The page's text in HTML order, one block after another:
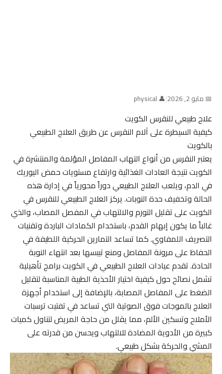
📅 مايو 2, 2026 |
👤 physical
علاج طبيعي للنقرس الكويت
كيفية السيطرة على آلام النقرس عن طريق العلاج الطبيعي
بالكويت
يعتبر النقرس من أنواع التهاب المفاصل المؤلمة والمنتشرة في
الكويت نتيجة العادات الغذائية وارتفاع مستويات حمض اليوريك
في الدم، ويلعب العلاج الطبيعي دوراً محورياً في إدارة هذه
الحالة وتخفيف حدة النوبات. يركز العلاج الطبيعي للنقرس في
الكويت على تقليل التورم والالتهاب في المفصل المصاب، والذي
غالباً ما يكون إبهام القدم، باستخدام الكمادات الباردة وتقنيات
التصريف اللمفاوي. كما تساعد التمارين الحركية اللطيفة في
الحفاظ على مرونة المفاصل ومنع تيبسها بعد انتهاء النوبة
الحادة. تقدم عيادات العلاج الطبيعي في الكويت برامج تأهيلية
تشمل نصائح حول كيفية اختيار الأحذية الطبية المناسبة لتقليل
الضغط على المفاصل المصابة، بالإضافة إلى استخدام أجهزة
العلاج بالموجات فوق الصوتية التي تساعد في تفتيت ترسبات
الأملاح وتسكين الألم، مما يقلل من حاجة المريض لتناول كميات
كبيرة من الأدوية المضادة للالتهاب ويحسن من قدرته على
المشي والحركة بشكل طبيعي.